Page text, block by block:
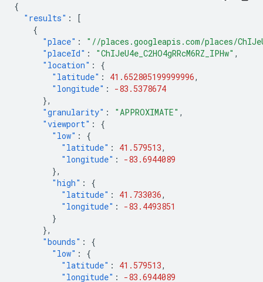
{
"results" :
[
{
"place" :
"//places.googleapis.com/places/
"placeId" : "ChIJeU4e_C2HO4gRRcM6RZ_IPHw" ,
"location" :
{
"latitude" : 41.652805199999996,
"longitude" :
-83.5378674
},
"granularity" : "APPROXIMATE" ,
"viewport" :
{
"low" :
{
"latitude" : 41.579513,
"longitude" :
-83.6944089
},
"high" :
{
"latitude" : 41.733036,
"longitude" :
-83.4493851
}
},
"bounds" :
{
"low" :
{
"latitude" : 41.579513,
"longitude" :
-83.6944089